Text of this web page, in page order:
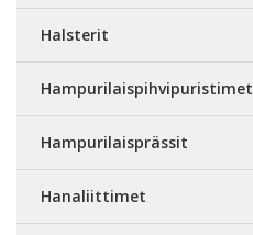
Halsterit
Hampurilaispihvipuristimet
Hampurilaisprässit
Hanaliittimet